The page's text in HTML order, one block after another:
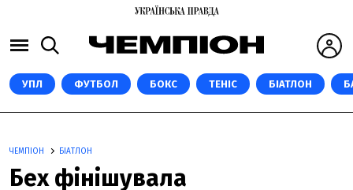
УПЛ ФУТБОЛ БОКС ТЕНІС БІАТЛОН
ЧЕМПІОН БІАТЛОН
Бех фінішувала